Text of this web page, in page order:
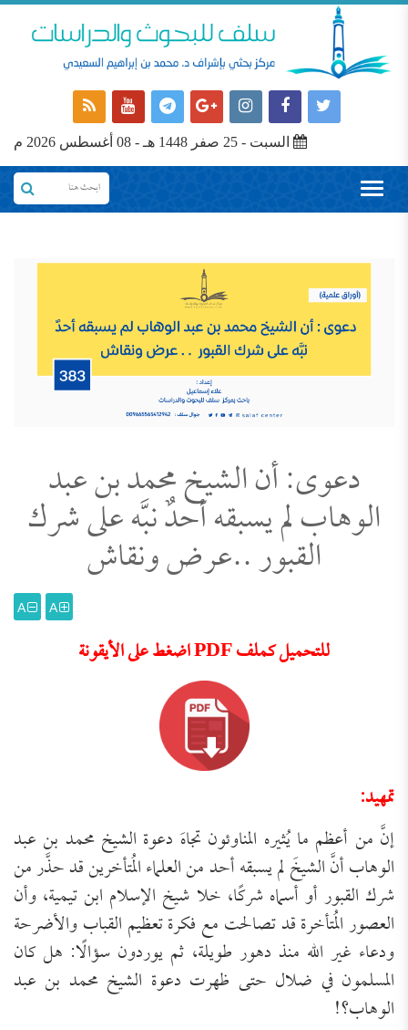
السبت - 25 صفر 1448 هـ - 08 أغسطس 2026 م
دعوى: أن الشيخ محمد بن عبد
الوهاب لم يسبقه أحدٌ نبَّه على شرك
القبور ..عرض ونقاش
A
A
للتحميل كملف PDF اضغط على الأيقونة
تمهيد:
إنَّ من أعظم ما يُثيره المناوئون تجاهَ دعوة الشيخ محمد بن عبد
الوهاب أنَّ الشيخَ لم يسبقه أحد من العلماء المُتأخرين قد حذَّر من
شرك القبور أو أسماه شركًا، خلا شيخ الإسلام ابن تيمية، وأن
العصور المُتأخرة قد تصالحت مع فكرة تعظيم القباب والأضرحة
ودعاء غير الله منذ دهور طويلة، ثم يوردون سؤالًا: هل كان
المسلمون في ضلال حتى ظهرت دعوة الشيخ محمد بن عبد
الوهاب؟!